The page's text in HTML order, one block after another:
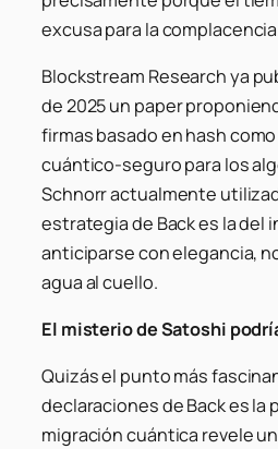
excusa para la
Blockstream Research ya
de 2025 un paper
firmas basado en hash
cuántico-seguro para los
Schnorr actualmente
estrategia de Back es la del
anticiparse con elegancia,
agua al cuello.
El misterio de Satoshi
Quizás el punto más
declaraciones de Back es la
migración cuántica revele